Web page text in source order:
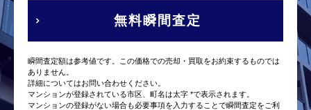
無料瞬間査定
瞬間査定額は参考値です。この価格での売却・買取をお約束するものでは
ありません。
詳細についてはお問い合わせください。
マンションが登録されている市区、町名は太字 *で表示されます。
マンションの登録がない場合も必要事項を入力することで瞬間査定をご利